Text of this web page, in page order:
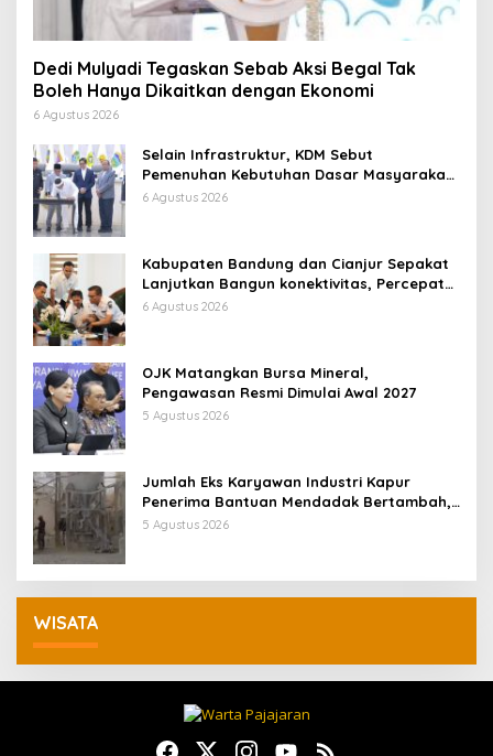
Dedi Mulyadi Tegaskan Sebab Aksi Begal Tak
Boleh Hanya Dikaitkan dengan Ekonomi
6 Agustus 2026
Selain Infrastruktur, KDM Sebut
Pemenuhan Kebutuhan Dasar Masyarakat
Jadi Fokus APBD Jabar 2027
6 Agustus 2026
Kabupaten Bandung dan Cianjur Sepakat
Lanjutkan Bangun konektivitas, Percepat
Pertumbuhan Ekonomi Daerah
6 Agustus 2026
OJK Matangkan Bursa Mineral,
Pengawasan Resmi Dimulai Awal 2027
5 Agustus 2026
Jumlah Eks Karyawan Industri Kapur
Penerima Bantuan Mendadak Bertambah,
KDM: Kita Identifikasi
5 Agustus 2026
WISATA